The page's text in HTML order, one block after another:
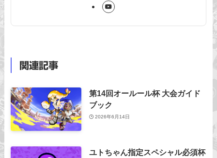
関連記事
第14回オールール杯 大会ガイド
ブック
2026年6月14日
ユトちゃん指定スペシャル必須杯